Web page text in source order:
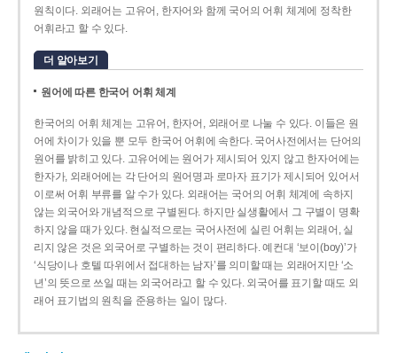
원칙이다. 외래어는 고유어, 한자어와 함께 국어의 어휘 체계에 정착한
어휘라고 할 수 있다.
더 알아보기
원어에 따른 한국어 어휘 체계
한국어의 어휘 체계는 고유어, 한자어, 외래어로 나눌 수 있다. 이들은 원
어에 차이가 있을 뿐 모두 한국어 어휘에 속한다. 국어사전에서는 단어의
원어를 밝히고 있다. 고유어에는 원어가 제시되어 있지 않고 한자어에는
한자가, 외래어에는 각 단어의 원어명과 로마자 표기가 제시되어 있어서
이로써 어휘 부류를 알 수가 있다. 외래어는 국어의 어휘 체계에 속하지
않는 외국어와 개념적으로 구별된다. 하지만 실생활에서 그 구별이 명확
하지 않을 때가 있다. 현실적으로는 국어사전에 실린 어휘는 외래어, 실
리지 않은 것은 외국어로 구별하는 것이 편리하다. 예컨대 ‘보이(boy)’가
‘식당이나 호텔 따위에서 접대하는 남자’를 의미할 때는 외래어지만 ‘소
년’의 뜻으로 쓰일 때는 외국어라고 할 수 있다. 외국어를 표기할 때도 외
래어 표기법의 원칙을 준용하는 일이 많다.